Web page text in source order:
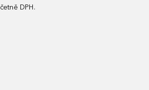
DPH.